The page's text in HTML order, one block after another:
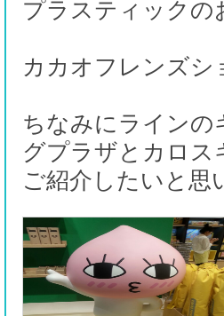
プラスティックの
カカオフレンズシ
ちなみにラインの
グプラザとカロス
ご紹介したいと思